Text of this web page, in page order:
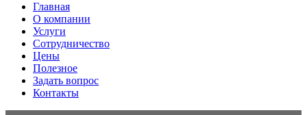
Главная
О компании
Услуги
Сотрудничество
Цены
Полезное
Задать вопрос
Контакты